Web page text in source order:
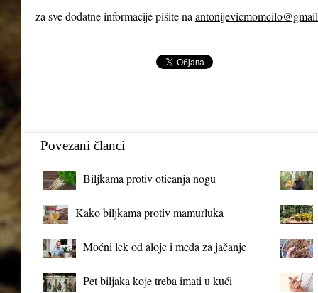
za sve dodatne informacije pišite na
Povezani članci
Biljkama protiv oticanja nogu
Kako biljkama protiv mamurluka
Moćni lek od aloje i meda za jačanje
Pet biljaka koje treba imati u kući